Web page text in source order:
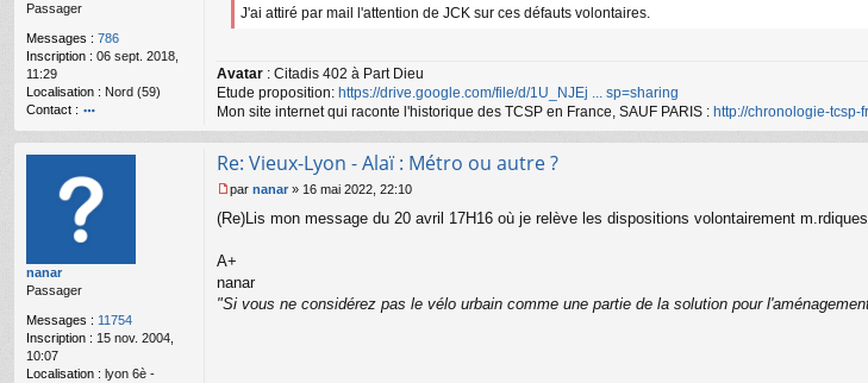
Passager
Messages : 786
Inscription : 06 sept. 2018,
11:29
Localisation : Nord (59)
Contact :
o
te
r
gr
e
l
u
J'ai attiré par mail l'attention de JCK sur ces défauts volontaires.
Avatar : Citadis 402 à Part Dieu
Etude proposition: https://drive.google.com/file/d/1U_NJEj ... sp=sharing
Mon site internet qui raconte l'historique des TCSP en France, SAUF PARIS : http://chronologie-tcsp-
nanar
Passager
Messages : 11754
Inscription : 15 nov. 2004,
10:07
Localisation : lyon 6è -
Re: Vieux-Lyon - Alaï : Métro ou autre ?
e
s
g
e
par nanar » 16 mai 2022, 22:10
(Re)Lis mon message du 20 avril 17H16 où je relève les dispositions volontairement
A+
nanar
"Si vous ne considérez pas le vélo urbain comme une partie de la solution pour